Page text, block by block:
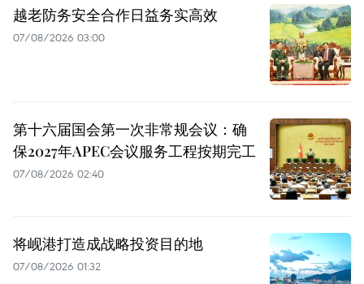
越老防务安全合作日益务实高效
07/08/2026 03:00
第十六届国会第一次非常规会议：确
保2027年APEC会议服务工程按期完工
07/08/2026 02:40
将岘港打造成战略投资目的地
07/08/2026 01:32